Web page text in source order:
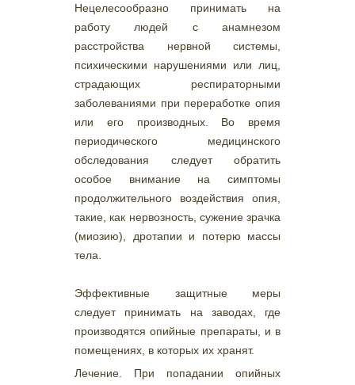
Нецелесообразно принимать на
работу людей с анамнезом
расстройства нервной системы,
психическими нарушениями или лиц,
страдающих респираторными
заболеваниями при переработке опия
или его производных. Во время
периодического медицинского
обследования следует обратить
особое внимание на симптомы
продолжительного воздействия опия,
такие, как нервозность, сужение зрачка
(миозию), дротапии и потерю массы
тела.
Эффективные защитные меры
следует принимать на заводах, где
производятся опийные препараты, и в
помещениях, в которых их хранят.
Лечение. При попадании опийных